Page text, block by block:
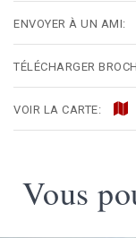
ENVOYER À UN AMI:
TÉLÉCHARGER
VOIR LA CARTE:
Vous